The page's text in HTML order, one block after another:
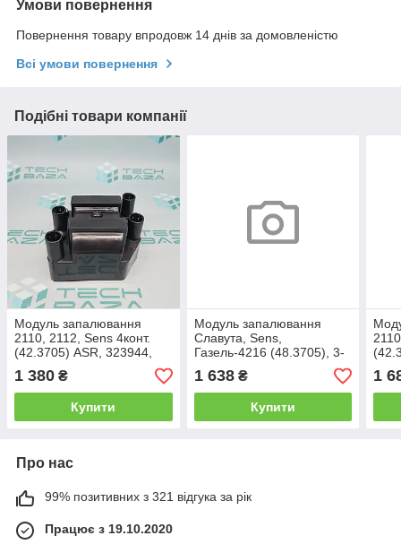
Умови повернення
Повернення товару впродовж 14 днів за домовленістю
Всі умови повернення
Подібні товари компанії
Модуль запалювання
2110, 2112, Sens 4конт.
(42.3705) ASR, 323944,
1 380 ₴
Купити
Модуль запалювання
Славута, Sens,
Газель-4216 (48.3705), 3-
1 638₴
Купити
1
Про нас
99% позитивних з 321 відгука за рік
Працює з 19.10.2020